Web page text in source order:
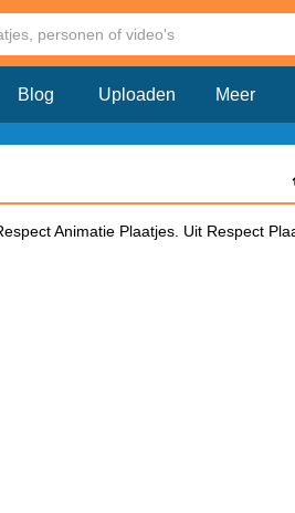
Blog Uploaden Meer
Animatie Plaatjes. Uit Respect